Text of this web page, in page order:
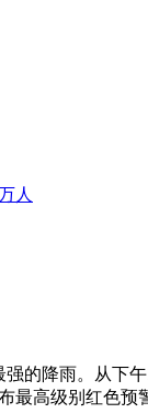
人
降雨。从下午
最高级别红色预